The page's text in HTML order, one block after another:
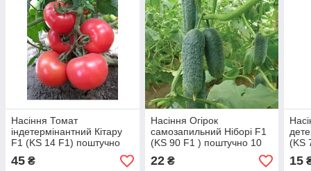
Насіння Томат
індетермінантний Кітару
F1 (KS 14 F1) поштучно
10 насінин Kitano Seeds
45 ₴
Насіння Огірок
самозапильний Ніборі F1
(KS 90 F1 ) поштучно 10
насінин Kitano Seeds
22₴
(KS
15